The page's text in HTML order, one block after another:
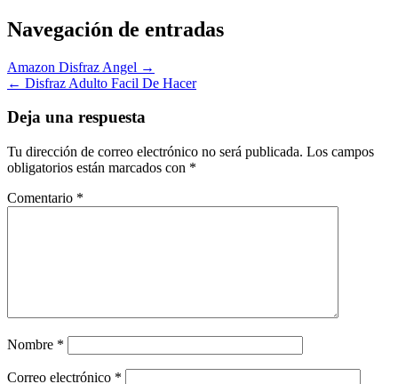
Navegación de entradas
Amazon Disfraz Angel →
← Disfraz Adulto Facil De Hacer
Deja una respuesta
Tu dirección de correo electrónico no será publicada. Los campos
obligatorios están marcados con *
Comentario *
Nombre *
Correo electrónico *